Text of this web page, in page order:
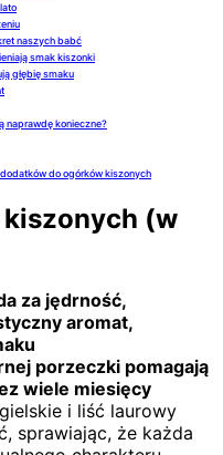
naszych babć
smak kiszonki
głębię smaku
naprawdę konieczne?
do ogórków kiszonych
(w
za jędrność,
aromat,
porzeczki pomagają
wiele miesięcy
i liść laurowy
sprawiając, że każda